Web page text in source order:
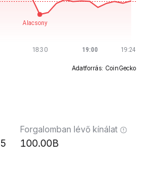
Adatforrás: CoinGecko
Forgalomban lévő kínálat
100.00B